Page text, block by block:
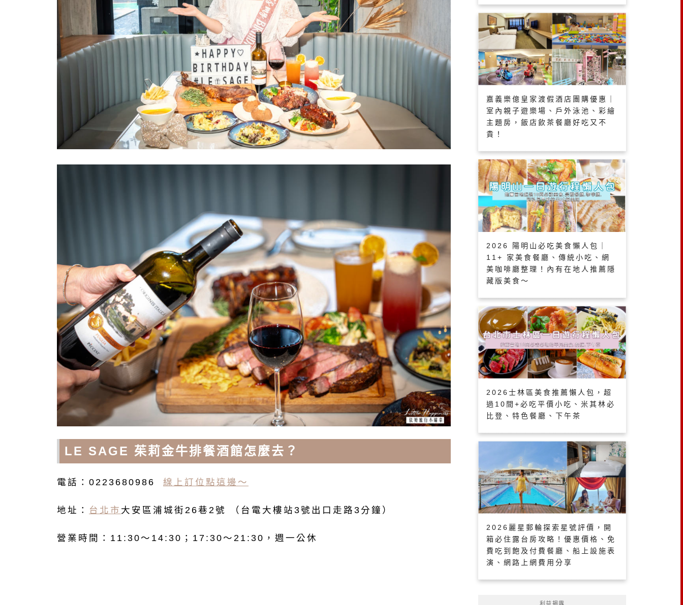
LE SAGE 茱莉金牛排餐酒館怎麼去？
電話：0223680986 線上訂位點這邊～
地址： 台北市 大安區浦城街26巷2號 （台電大樓站3號出口走路3分鐘）
營業時間：11:30～14:30；17:30～21:30，週一公休
嘉義樂億皇家渡假酒店團購優惠｜
室內親子遊樂場、戶外泳池、彩繪
主題房，飯店飲茶餐廳好吃又不
貴！
2026 陽明山必吃美食懶人包｜
11+ 家美食餐廳、傳統小吃、網
美咖啡廳整理！內有在地人推薦隱
藏版美食～
2026士林區美食推薦懶人包，超
過10間+必吃平價小吃、米其林必
比登、特色餐廳、下午茶
2026麗星郵輪探索星號評價，開
箱必住露台房攻略！優惠價格、免
費吃到飽及付費餐廳、船上設施表
演、網路上網費用分享
利益揭露